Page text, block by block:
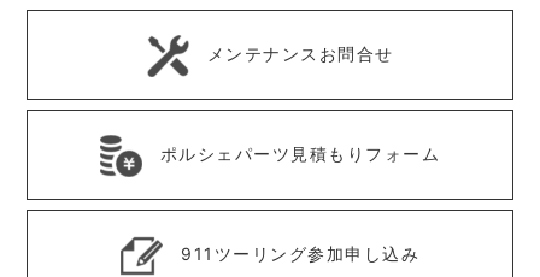
メンテナンスお問合せ
ポルシェパーツ見積もりフォーム
911ツーリング参加申し込み